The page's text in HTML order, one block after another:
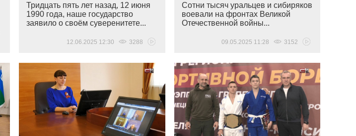
Тридцать пять лет назад, 12 июня
1990 года, наше государство
заявило о своём суверенитете...
12.06.2025 12:30 3288
Сотни тысяч уральцев и сибиряков
воевали на фронтах Великой
Отечественной войны...
09.05.2025 11:28 3152